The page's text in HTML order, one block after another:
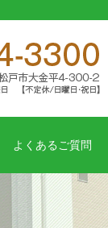
よくあるご質問